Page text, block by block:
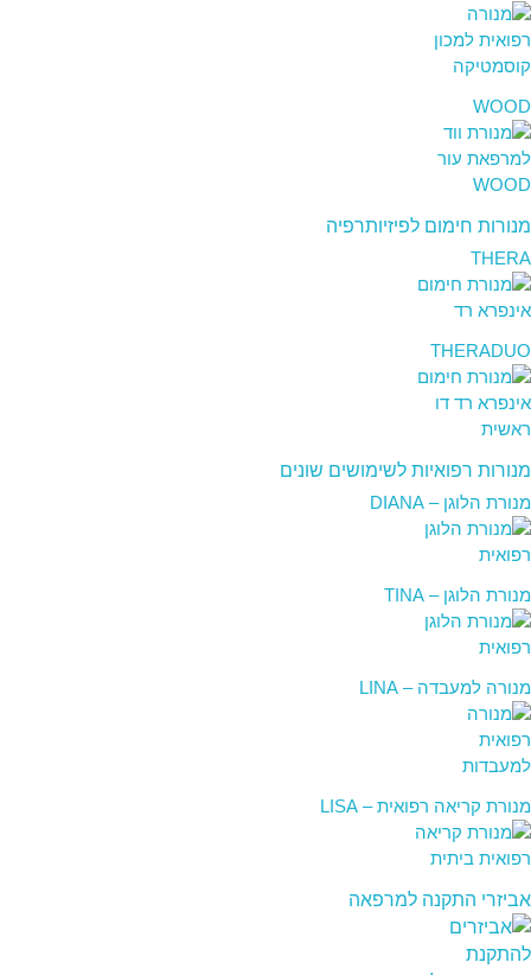
WOOD
מנורות חימום לפיזיותרפיה
THERA
THERADUO
מנורות רפואיות לשימושים שונים
מנורת הלוגן – DIANA
מנורת הלוגן – TINA
מנורה למעבדה – LINA
מנורת קריאה רפואית – LISA
אביזרי התקנה למרפאה